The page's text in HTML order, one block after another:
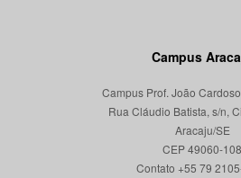
Campus
Campus Prof. João
Rua Cláudio Batista, s/n,
Aracaju/SE
CEP 49060-108